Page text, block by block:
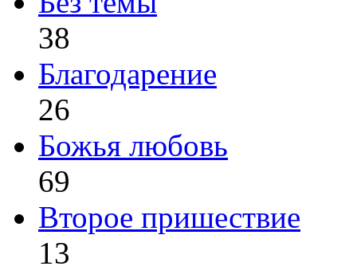
38
Благодарение
26
Божья любовь
69
Второе пришествие
13